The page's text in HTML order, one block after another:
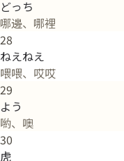
どっち
哪邊、哪裡
28
ねえねえ
喂喂、哎哎
29
よう
喲、噢
30
虎